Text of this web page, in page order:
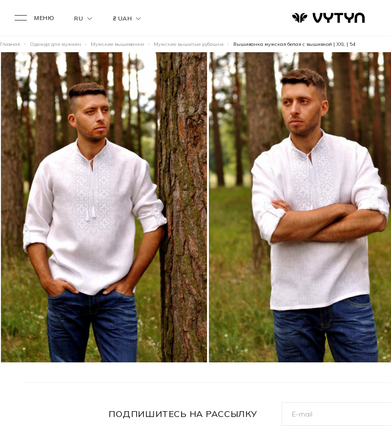
МЕНЮ RU ₴ UAH
Главная Одежда для мужчин Мужские вышиванки Мужские вышитые рубашки Вышиванка мужская белая с вышивкой | XXL | 54
ПОДПИШИТЕСЬ НА РАССЫЛКУ